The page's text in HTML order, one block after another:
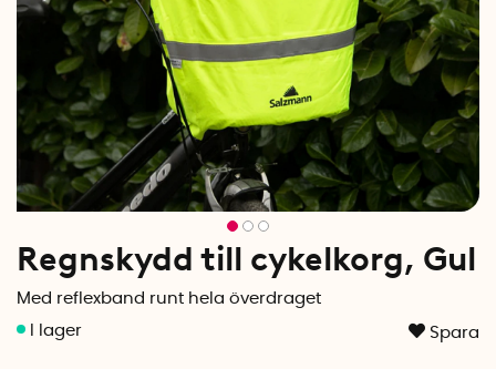
Regnskydd till cykelkorg, Gul
Med reflexband runt hela överdraget
Spara